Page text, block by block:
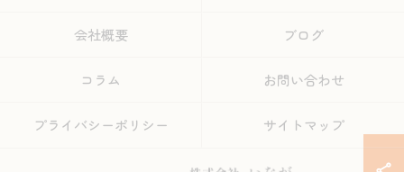
会社概要 ブログ
コラム お問い合わせ
プライバシーポリシー サイトマップ